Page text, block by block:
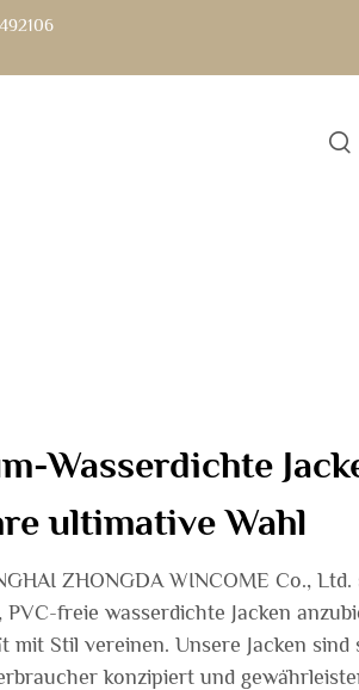
Wasserdichte
ultimative Wahl
ZHONGDA WINCOME Co.,
freie wasserdichte Jacken
mit Stil vereinen. Unsere Jacken sind
konzipiert und